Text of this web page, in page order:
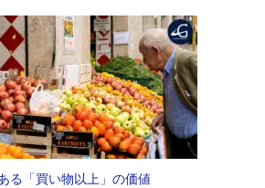
る「買い物以上」の価値